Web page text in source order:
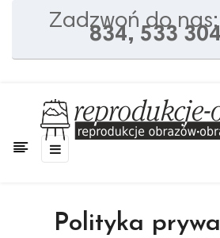
Zadzwoń do nas:
834, 533
Toggle
navigation
☰
Polityka